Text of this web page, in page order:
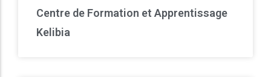
Centre de Formation et Apprentissage
Kelibia